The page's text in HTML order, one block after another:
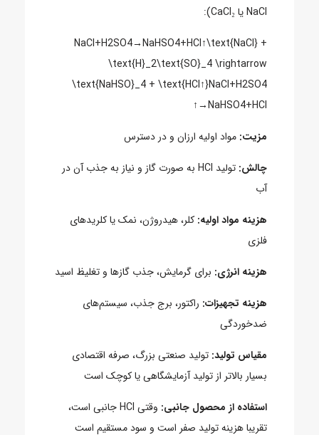
NaCl یا CaCl₂):
NaCl+H2SO4→NaHSO4+HCl↑\text{NaCl} +
\text{H}_2\text{SO}_4 \rightarrow
\text{NaHSO}_4 + \text{HCl↑}NaCl+H2​SO4​
→NaHSO4​+HCl↑
مزیت: مواد اولیه ارزان و در دسترس
چالش:
تولید HCl به صورت گاز و نیاز به جذب آن در
آب
هزینه مواد اولیه: کلر، هیدروژن، نمک یا کلریدهای
فلزی
هزینه انرژی: برای گرمایش، جذب گازها و تغلیظ اسید
هزینه تجهیزات: راکتور، برج جذب، سیستم‌های
ضدخوردگی
مقیاس تولید: تولید صنعتی بزرگ، صرفه اقتصادی
بسیار بالاتر از تولید آزمایشگاهی یا کوچک است
استفاده از محصول جانبی:
وقتی HCl جانبی است،
تقریبا هزینه تولید صفر است و سود مستقیم است